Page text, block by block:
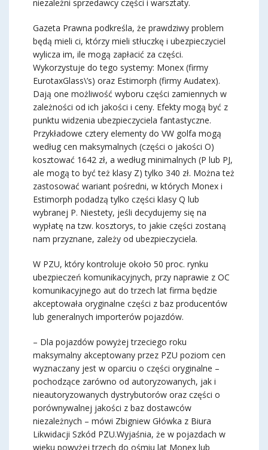
niezależni sprzedawcy części i warsztaty.
Gazeta Prawna podkreśla, że prawdziwy problem
będą mieli ci, którzy mieli stłuczkę i ubezpieczyciel
wylicza im, ile mogą zapłacić za części.
Wykorzystuje do tego systemy: Monex (firmy
EurotaxGlass\’s) oraz Estimorph (firmy Audatex).
Dają one możliwość wyboru części zamiennych w
zależności od ich jakości i ceny. Efekty mogą być z
punktu widzenia ubezpieczyciela fantastyczne.
Przykładowe cztery elementy do VW golfa mogą
według cen maksymalnych (części o jakości O)
kosztować 1642 zł, a według minimalnych (P lub PJ,
ale mogą to być też klasy Z) tylko 340 zł. Można też
zastosować wariant pośredni, w których Monex i
Estimorph podadzą tylko części klasy Q lub
wybranej P. Niestety, jeśli decydujemy się na
wypłatę na tzw. kosztorys, to jakie części zostaną
nam przyznane, zależy od ubezpieczyciela.
W PZU, który kontroluje około 50 proc. rynku
ubezpieczeń komunikacyjnych, przy naprawie z OC
komunikacyjnego aut do trzech lat firma będzie
akceptowała oryginalne części z baz producentów
lub generalnych importerów pojazdów.
– Dla pojazdów powyżej trzeciego roku
maksymalny akceptowany przez PZU poziom cen
wyznaczany jest w oparciu o części oryginalne –
pochodzące zarówno od autoryzowanych, jak i
nieautoryzowanych dystrybutorów oraz części o
porównywalnej jakości z baz dostawców
niezależnych – mówi Zbigniew Główka z Biura
Likwidacji Szkód PZU.Wyjaśnia, że w pojazdach w
wieku powyżej trzech do ośmiu lat Monex lub